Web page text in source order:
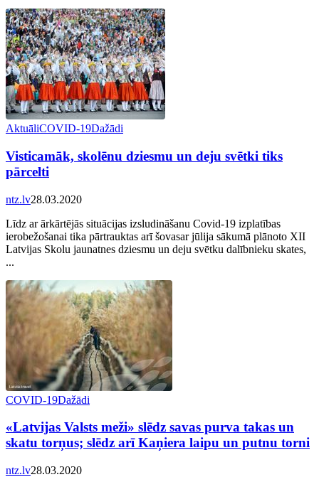
AktuāliCOVID-19Dažādi
Visticamāk, skolēnu dziesmu un deju svētki tiks
pārcelti
ntz.lv28.03.2020
Līdz ar ārkārtējās situācijas izsludināšanu Covid-19 izplatības
ierobežošanai tika pārtrauktas arī šovasar jūlija sākumā plānoto XII
Latvijas Skolu jaunatnes dziesmu un deju svētku dalībnieku skates,
...
COVID-19Dažādi
«Latvijas Valsts meži» slēdz savas purva takas un
skatu torņus; slēdz arī Kaņiera laipu un putnu torni
ntz.lv28.03.2020